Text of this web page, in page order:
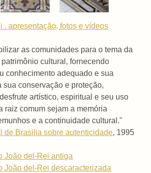
. apresentação, fotos e vídeos
as comunidades para o tema da
cultural, fornecendo
conhecimento adequado e sua
sua conservação e proteção,
artístico, espiritual e seu uso
raiz comum sejam a memória
e a continuidade cultural."
de Brasilia sobre autenticidade, 1995
João del-Rei antiga
João del-Rei descaracterizada